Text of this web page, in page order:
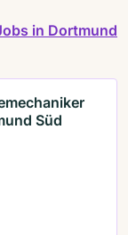
in Dortmund
Süd